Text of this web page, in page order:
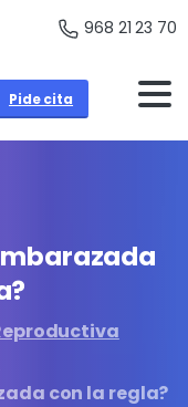
968 21 23 70
Pide cita
con la regla?